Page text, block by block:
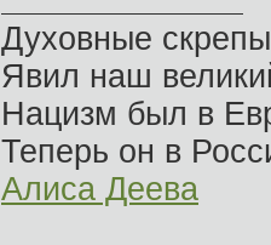
Духовные
Явил наш
Нацизм был в
Теперь он в
Алиса Деева